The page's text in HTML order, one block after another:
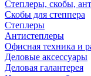
Степлеры, скобы,
Скобы для степпера
Степлеры
Антистеплеры
Офисная техника и
Деловые аксессуары
Деловая галантерея